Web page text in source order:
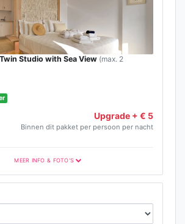
Studio with Sea View (max. 2
Upgrade + € 5
Binnen dit pakket per persoon per nacht
MEER INFO & FOTO'S